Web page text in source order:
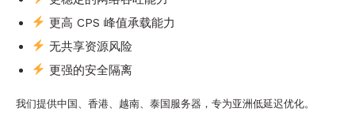
更高 CPS 峰值承载能力
无共享资源风险
更强的安全隔离
我们提供中国、香港、越南、泰国服务器，专为亚洲低延迟优化。